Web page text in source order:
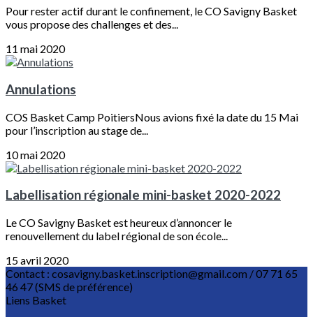
Pour rester actif durant le confinement, le CO Savigny Basket
vous propose des challenges et des...
11 mai 2020
Annulations
COS Basket Camp PoitiersNous avions fixé la date du 15 Mai
pour l’inscription au stage de...
10 mai 2020
Labellisation régionale mini-basket 2020-2022
Le CO Savigny Basket est heureux d’annoncer le
renouvellement du label régional de son école...
15 avril 2020
Contact : cosavigny.basket.inscription@gmail.com / 07 71 65
46 47 (SMS de préférence)
Liens Basket